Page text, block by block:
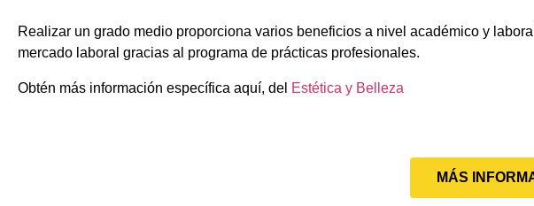
Realizar un grado medio proporciona varios beneficios a nivel académico y
mercado laboral gracias al programa de prácticas profesionales.
Obtén más información específica aquí, del Estética y Belleza
MÁS